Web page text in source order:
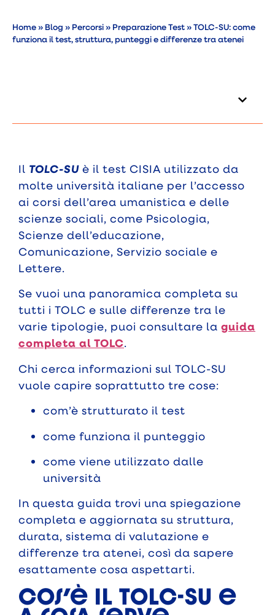
Home» Blog » Percorsi» Preparazione Test»TOLC-SU: come
funziona il test, struttura, punteggi e differenze tra atenei
Il TOLC-SU è il test CISIA utilizzato da
molte università italiane per l’accesso
ai corsi dell’area umanistica e delle
scienze sociali, come Psicologia,
Scienze dell’educazione,
Comunicazione, Servizio sociale e
Lettere.
Se vuoi una panoramica completa su
tutti i TOLC e sulle differenze tra le
varie tipologie, puoi consultare la guida
completa al TOLC.
Chi cerca informazioni sul TOLC-SU
vuole capire soprattutto tre cose:
com’è strutturato il test
come funziona il punteggio
come viene utilizzato dalle
università
In questa guida trovi una spiegazione
completa e aggiornata su struttura,
durata, sistema di valutazione e
differenze tra atenei, così da sapere
esattamente cosa aspettarti.
Cos’è il TOLC-SU e